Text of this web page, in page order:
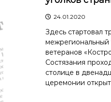
24.01.2020
Здесь стартовал
межрегиональный
ветеранов
Состязания
столице в
церемонии